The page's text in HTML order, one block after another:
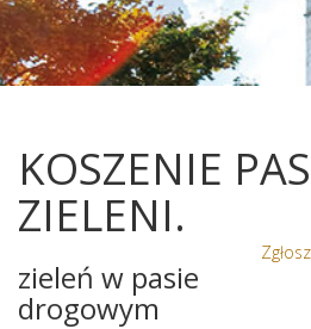
KOSZENIE
ZIELENI.
zieleń w pasie
drogowym